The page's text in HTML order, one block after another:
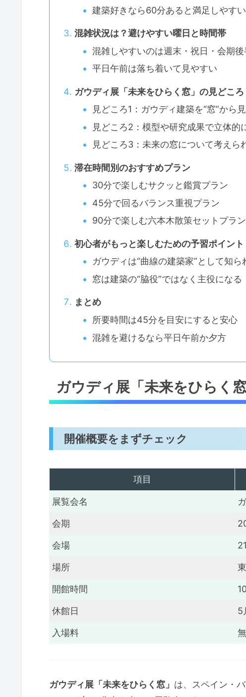
建築好きなら60分あると満足しやすい
混雑状況は？避けやすい曜日と時間帯
混雑しやすいのは週末・祝日・会期後
平日午前は落ち着いて見やすい
ガウディ展「未来をひらく窓」の見どころ
見どころ1：ガウディ建築を“窓”から
見どころ2：模型や研究成果で立体的
見どころ3：未来の窓について考えら
滞在時間別のおすすめプラン
30分で楽しむサクッと鑑賞プラン
45分で回るバランス重視プラン
90分で楽しむ六本木散策セットプラン
初心者がもっと楽しむための予習ポイント
ガウディは“曲線の建築家”として知ら
窓は建築の“脇役”ではなく主役になる
まとめ
所要時間は45分を目安にすると安心
混雑を避けるなら平日午前か夕方
ガウディ展「未来をひらく
開催概要をまずチェック
項目
展覧会名
会期
会場
場所
開館時間
休館日 5
入場料
ガウディ展「未来をひらく窓」 は、スペイン・